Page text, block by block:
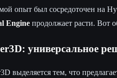
опыт был сосредоточен на
Engine продолжает расти. Вот
универсальное
выделяется тем, что